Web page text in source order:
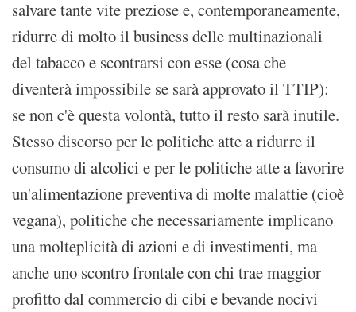
salvare tante vite preziose e, contemporaneamente,
ridurre di molto il business delle multinazionali
del tabacco e scontrarsi con esse (cosa che
diventerà impossibile se sarà approvato il TTIP):
se non c'è questa volontà, tutto il resto sarà inutile.
Stesso discorso per le politiche atte a ridurre il
consumo di alcolici e per le politiche atte a favorire
un'alimentazione preventiva di molte malattie (cioè
vegana), politiche che necessariamente implicano
una molteplicità di azioni e di investimenti, ma
anche uno scontro frontale con chi trae maggior
profitto dal commercio di cibi e bevande nocivi